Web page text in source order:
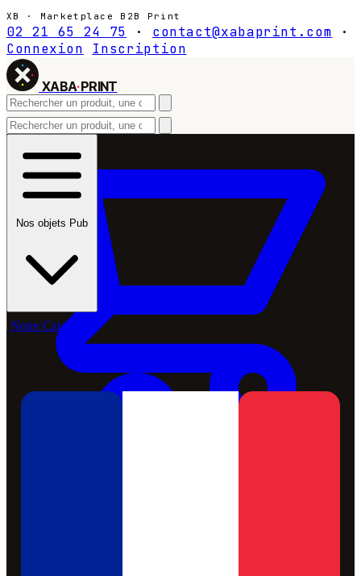
XB · Marketplace B2B Print
02 21 65 24 75 · contact@xabaprint.com
·
Connexion
Inscription
XABA·PRINT
Nos objets Pub
Notre Catalogue